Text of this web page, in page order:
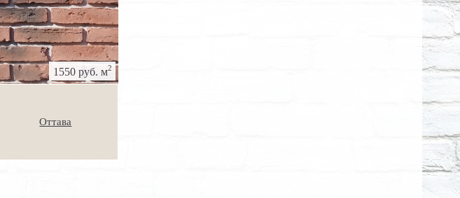
1550 руб. м2
Оттава